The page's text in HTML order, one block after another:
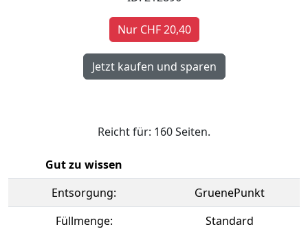
Nur CHF 20,40
Reicht für: 160 Seiten.
Gut zu wissen
Entsorgung:
GruenePunkt
Füllmenge:
Standard